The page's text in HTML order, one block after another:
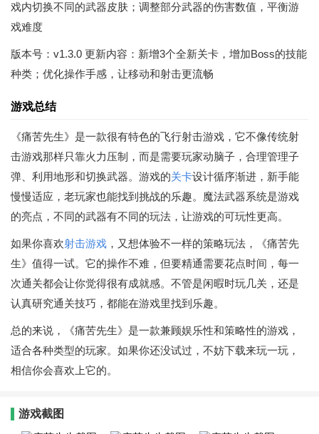
戏内切换不同的武器皮肤；调整部分武器的伤害数值，平衡游
戏难度
版本号：v1.3.0 更新内容：新增3个全新关卡，增加Boss的技能
种类；优化操作手感，让移动和射击更流畅
游戏总结
《痛苦先生》是一款很有特色的飞行射击游戏，它不像传统射
击游戏那样只靠火力压制，而是需要玩家动脑子，合理管理子
弹、利用地形和切换武器。游戏的关卡设计循序渐进，新手能
慢慢适应，老玩家也能找到挑战的乐趣。魔法武器系统是游戏
的亮点，不同的武器有不同的玩法，让游戏的可玩性更高。
如果你喜欢射击游戏 ，又想体验不一样的策略玩法，《痛苦先
生》值得一试。它的操作不难，但要精通需要花点时间，每一
次通关都会让你觉得很有成就感。不管是闲暇时玩几关，还是
认真研究通关技巧，都能在游戏里找到乐趣。
总的来说，《痛苦先生》是一款兼顾娱乐性和策略性的游戏，
适合各种类型的玩家。如果你还没试过，不妨下载来玩一玩，
相信你会喜欢上它的。
游戏截图